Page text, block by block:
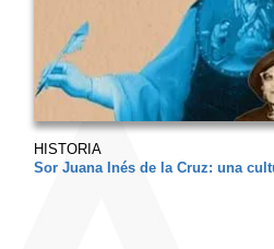
HISTORIA
Sor Juana Inés de la Cruz: una